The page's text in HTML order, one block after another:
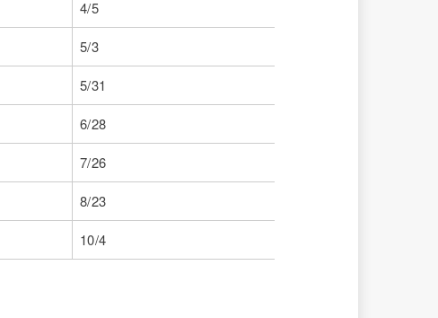
4/5
5/3
5/31
6/28
7/26
8/23
10/4